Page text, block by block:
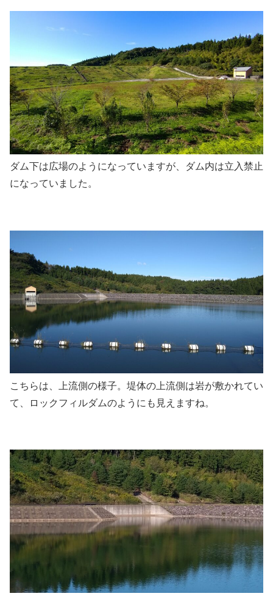
ダム下は広場のようになっていますが、ダム内は立入禁止
になっていました。
こちらは、上流側の様子。堤体の上流側は岩が敷かれてい
て、ロックフィルダムのようにも見えますね。